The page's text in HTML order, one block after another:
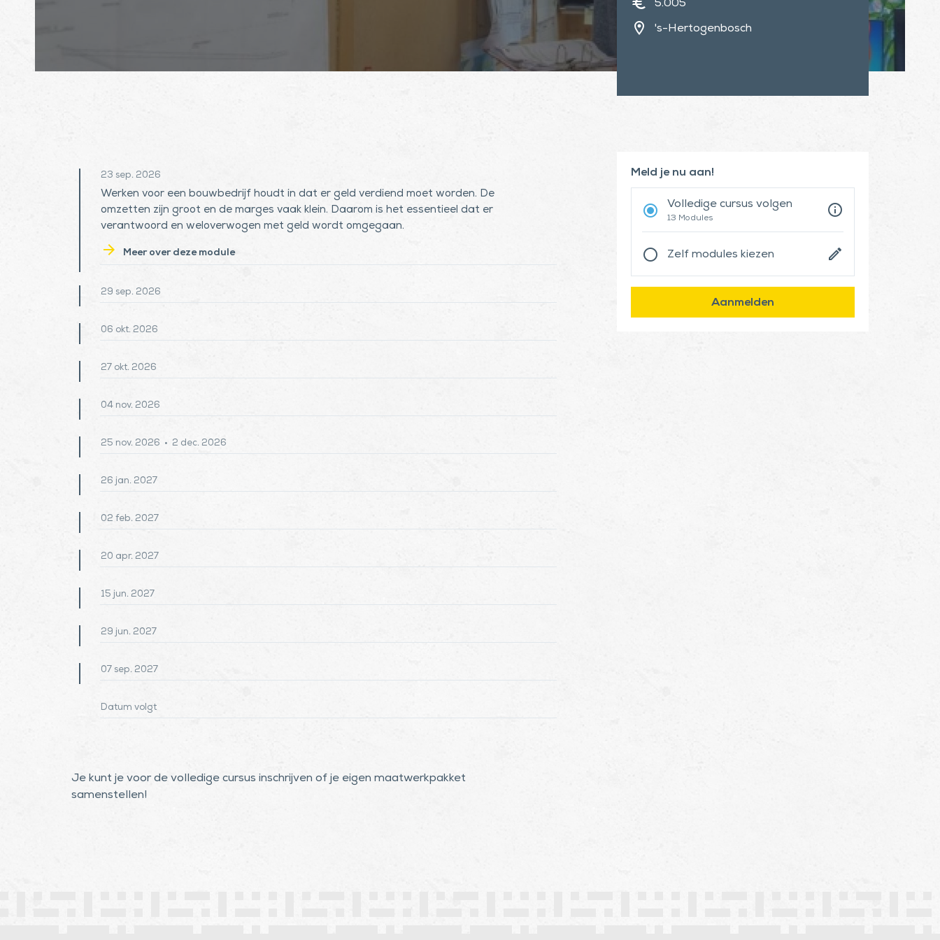
5.005
location_on 's-Hertogenbosch
Module 1: Inzicht in kostprijsbepaling
23 sep. 2026
Werken voor een bouwbedrijf houdt in dat er geld verdiend moet worden. De
omzetten zijn groot en de marges vaak klein. Daarom is het essentieel dat er
verantwoord en weloverwogen met geld wordt omgegaan.
arrow_forward Meer over deze module
Module 2: Vergunningen en Omgevingsmanagement
29 sep. 2026
Module 3: Lean
06 okt. 2026
Module 4: Voorspanning
27 okt. 2026
Module 5: Communicatie; Samenwerken 3.0
04 nov. 2026
Module 6: Planningen II:De logica achter plannen
25 nov. 2026 • 2 dec. 2026
Module 7: Competentiegericht leiderschap
26 jan. 2027
Module 8: De kunst van het Tegenspreken
02 feb. 2027
Module 9: Contractmanagement
20 apr. 2027
Module 10: Projectorganisatie
15 jun. 2027
Module 11: System Engineering
29 jun. 2027
Module 12: De kracht van de Pitch
07 sep. 2027
Module 13: Risicomanagement
Datum volgt
Je kunt je voor de volledige cursus inschrijven of je eigen maatwerkpakket
samenstellen!
Meld je nu aan!
radio_button_checked Volledige cursus volgen
13 Modules
info
radio_button_unchecked Zelf modules kiezen edit
Aanmelden